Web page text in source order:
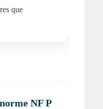
que
NF P